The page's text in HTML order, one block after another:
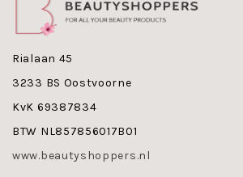
Rialaan 45
3233 BS Oostvoorne
KvK 69387834
BTW NL857856017B01
www.beautyshoppers.nl